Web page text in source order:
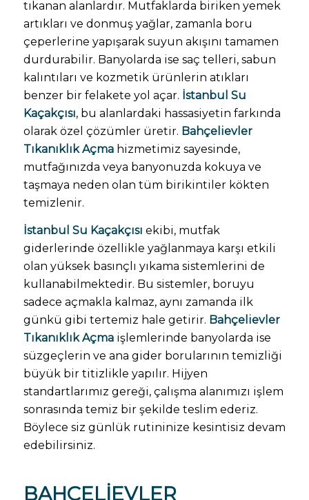
tıkanan alanlardır. Mutfaklarda biriken yemek
artıkları ve donmuş yağlar, zamanla boru
çeperlerine yapışarak suyun akışını tamamen
durdurabilir. Banyolarda ise saç telleri, sabun
kalıntıları ve kozmetik ürünlerin atıkları
benzer bir felakete yol açar. İstanbul Su
Kaçakçısı, bu alanlardaki hassasiyetin farkında
olarak özel çözümler üretir. Bahçelievler
Tıkanıklık Açmahizmetimiz sayesinde,
mutfağınızda veya banyonuzda kokuya ve
taşmaya neden olan tüm birikintiler kökten
temizlenir.
İstanbul Su Kaçakçısı ekibi, mutfak
giderlerinde özellikle yağlanmaya karşı etkili
olan yüksek basınçlı yıkama sistemlerini de
kullanabilmektedir. Bu sistemler, boruyu
sadece açmakla kalmaz, aynı zamanda ilk
günkü gibi tertemiz hale getirir. Bahçelievler
Tıkanıklık Açmaişlemlerinde banyolarda ise
süzgeçlerin ve ana gider borularının temizliği
büyük bir titizlikle yapılır. Hijyen
standartlarımız gereği, çalışma alanımızı işlem
sonrasında temiz bir şekilde teslim ederiz.
Böylece siz günlük rutininize kesintisiz devam
edebilirsiniz.
BAHÇELIEVLER